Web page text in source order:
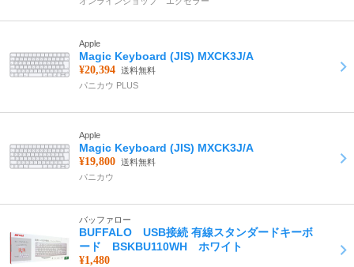
Apple
Magic Keyboard (JIS) MXCK3J/A
¥20,394 送料無料
パニカウ PLUS
Apple
Magic Keyboard (JIS) MXCK3J/A
¥19,800 送料無料
パニカウ
バッファロー
BUFFALO USB接続 有線スタンダードキーボ
ード BSKBU110WH ホワイト
¥1,480